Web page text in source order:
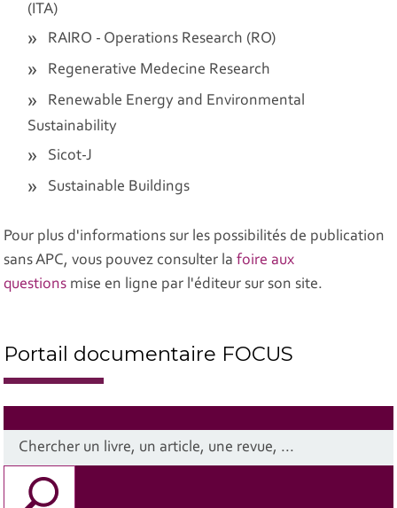
(ITA)
RAIRO - Operations Research (RO)
Regenerative Medecine Research
Renewable Energy and Environmental
Sustainability
Sicot-J
Sustainable Buildings
Pour plus d'informations sur les possibilités de publication
sans APC, vous pouvez consulter lafoire aux
questions mise en ligne par l'éditeur sur son site.
Portail documentaire FOCUS